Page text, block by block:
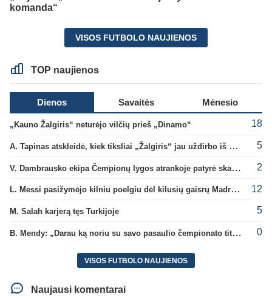
komanda“
VISOS FUTBOLO NAUJIENOS
TOP naujienos
Dienos Savaitės Mėnesio
„Kauno Žalgiris“ neturėjo vilčių prieš „Dinamo“ 18
A. Tapinas atskleidė, kiek tiksliai „Žalgiris“ jau uždirbo iš UEFA premijų 5
V. Dambrausko ekipa Čempionų lygos atrankoje patyrė skaudžią nesėkmę 2
L. Messi pasižymėjo kilniu poelgiu dėl kilusių gaisrų Madride 12
M. Salah karjerą tęs Turkijoje 5
B. Mendy: „Darau ką noriu su savo pasaulio čempionato titulu“ 0
VISOS FUTBOLO NAUJIENOS
Naujausi komentarai